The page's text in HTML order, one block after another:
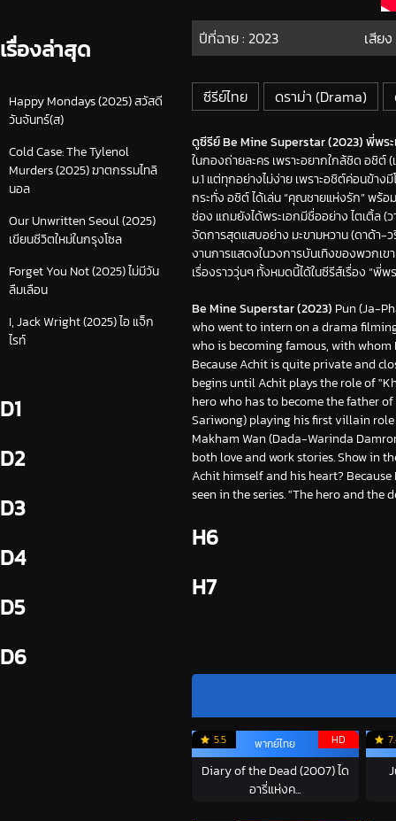
เรื่องล่าสุด
Happy Mondays (2025) สวัสดี
วันจันทร์(ส)
Cold Case: The Tylenol
Murders (2025) ฆาตกรรมไทลิ
นอล
Our Unwritten Seoul (2025)
เขียนชีวิตใหม่ในกรุงโซล
Forget You Not (2025) ไม่มีวัน
ลืมเลือน
I, Jack Wright (2025) ไอ แจ็ก
ไรท์
D1
D2
D3
D4
D5
D6
ปีที่ฉาย : 2023 เสีย
ซีรีย์ไทย ดราม่า (Drama)
ดูซีรีย์ Be Mine Superstar (2023) พี่พระ
ในกองถ่ายละคร เพราะอยากใกล้ชิด อ
ม.1 แต่ทุกอย่างไม่ง่าย เพราะอชิต์ค่อนข้า
กระทั่ง อชิต์ ได้เล่น “คุณชายแห่งรัก” พร้
ช่อง แถมยังได้พระเอกมีชื่ออย่าง ไตเติ้ล
จัดการสุดแสบอย่าง มะขามหวาน (ดาด้า-
งานการแสดงในวงการบันเทิงของพวกเ
เรื่องราววุ่นๆ ทั้งหมดนี้ได้ในซีรีส์เรื่อง “พี่
Be Mine Superstar (2023) Pun (Ja-
who went to intern on a drama
who is becoming famous, with whom
Because Achit is quite private and
begins until Achit plays the role of
hero who has to become the father
Sariwong) playing his first villain role
Makham Wan (Dada-Warinda
both love and work stories. Show in
Achit himself and his heart?
seen in the series. "The hero and the
H6
H7
5.5 HD
พากย์ไทย
Diary of the Dead (2007) ได
อารี่แห่งค...